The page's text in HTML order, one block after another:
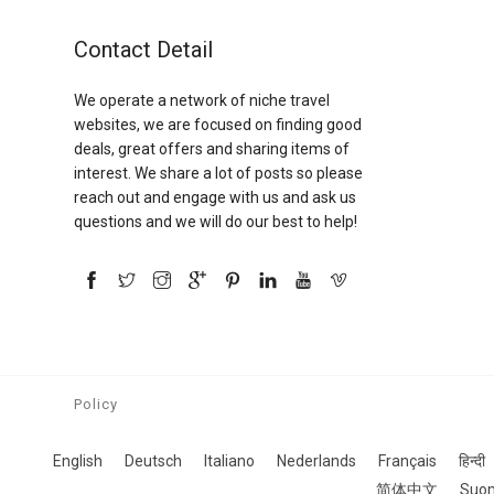
Contact Detail
We operate a network of niche travel
websites, we are focused on finding good
deals, great offers and sharing items of
interest. We share a lot of posts so please
reach out and engage with us and ask us
questions and we will do our best to help!
Policy
English Deutsch Italiano Nederlands Français
हिन्दी
简体中文